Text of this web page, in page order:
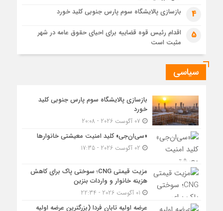
واردات بنزین4 بازسازی پالایشگاه سوم پارس جنوبی کلید خورد
5
اقدام رئیس قوه قضاییه برای احیای حقوق عامه در شهر
مثبت است
سیاسی
بازسازی پالایشگاه سوم پارس جنوبی کلید
خورد
«سی‌ان‌جی» کلید امنیت معیشتی خانوارها
مزیت قیمتی CNG؛ سوختی پاک برای کاهش
هزینه خانوار و واردات بنزین
عرضه اولیه تابان فردا (بزرگترین عرضه اولیه